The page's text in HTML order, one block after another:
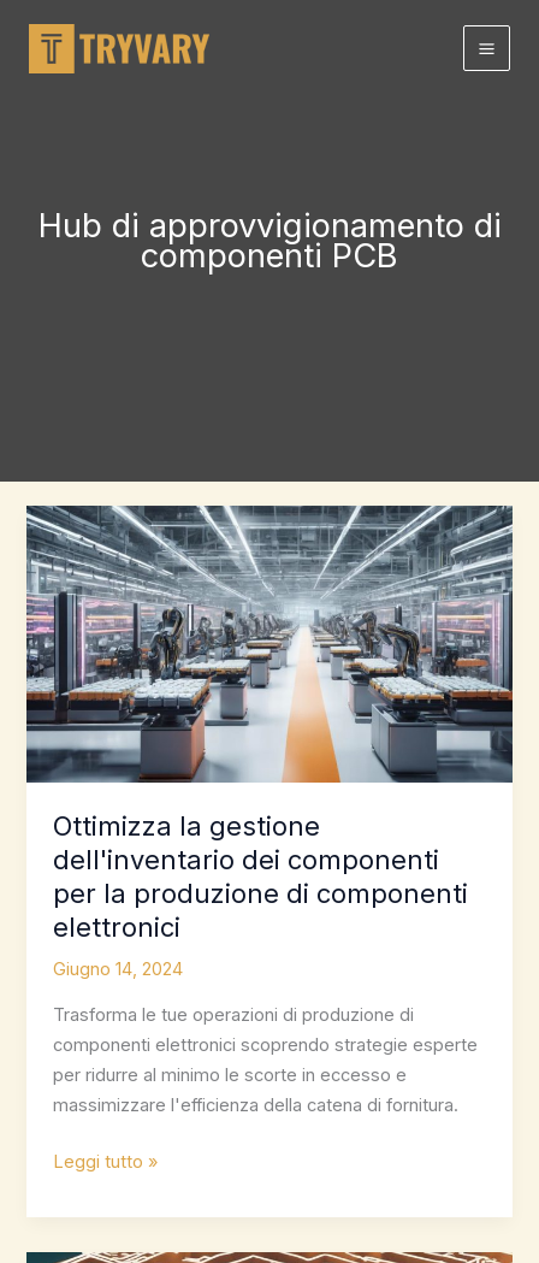
contenuto
Hub di approvvigionamento di
componenti PCB
Ottimizza la gestione
dell'inventario dei componenti
per la produzione di componenti
elettronici
Giugno 14, 2024
Trasforma le tue operazioni di produzione di
componenti elettronici scoprendo strategie esperte
per ridurre al minimo le scorte in eccesso e
massimizzare l'efficienza della catena di fornitura.
Ottimizza
gestione
dell'inventario
Leggi tutto »